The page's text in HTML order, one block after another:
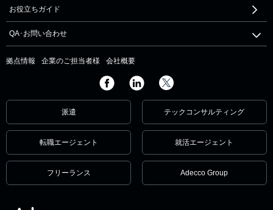
お役立ちガイド
QA･お問い合わせ
拠点情報 企業のご担当者様 会社概要
派遣 テックコンサルティング
転職エージェント 就活エージェント
フリーランス Adecco Group